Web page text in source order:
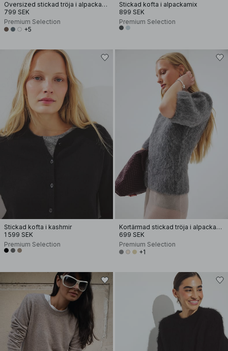
Oversized stickad tröja i alpackamix
799 SEK
Premium Selection
+5
Stickad kofta i alpackamix
899 SEK
Premium Selection
Stickad kofta i kashmir
1 599 SEK
Premium Selection
Kortärmad stickad tröja i alpackamix
699 SEK
Premium Selection
+1